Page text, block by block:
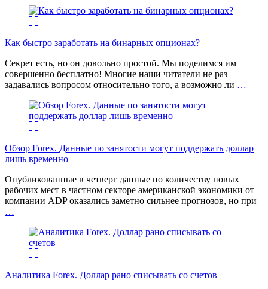
Как быстро заработать на бинарных опционах?
Секрет есть, но он довольно простой. Мы поделимся им
совершенно бесплатно! Многие наши читатели не раз
задавались вопросом относительно того, а возможно ли …
Обзор Forex. Данные по занятости могут поддержать доллар
лишь временно
Опубликованные в четверг данные по количеству новых
рабочих мест в частном секторе американской экономики от
компании ADP оказались заметно сильнее прогнозов, но при
…
Аналитика Forex. Доллар рано списывать со счетов